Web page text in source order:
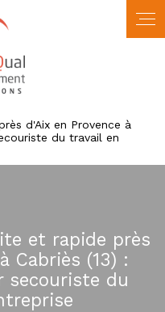
d'Aix en Provence à
du travail en
et rapide près
Cabriès (13) :
secouriste du